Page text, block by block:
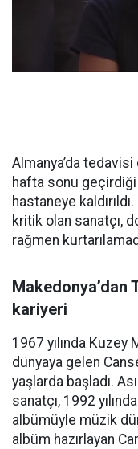
Almanya’da
hafta sonu
hastaneye
kritik olan sanatçı,
rağmen
Makedonya’dan
kariyeri
1967 yılında Kuzey
dünyaya gelen
yaşlarda başladı.
sanatçı, 1992
albümüyle müzik
albüm hazırlayan